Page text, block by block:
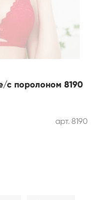
арт. 8190
с поролоном 8190